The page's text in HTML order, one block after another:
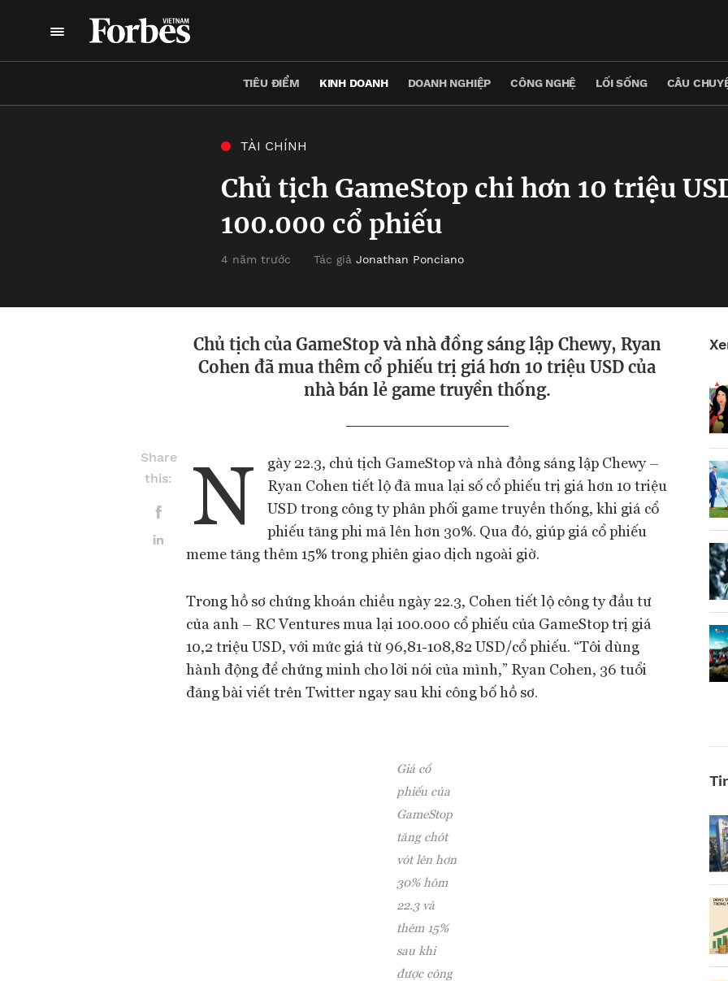
TIÊU ĐIỂM KINH DOANH DOANH NGHIỆP CÔNG NGHỆ LỐI SỐNG CÂU
TÀI CHÍNH
Chủ tịch GameStop chi hơn 10 triệu
100.000 cổ phiếu
4 năm trước Tác giả Jonathan Ponciano
Share
this:
Chủ tịch của GameStop và nhà đồng sáng lập Chewy, Ryan
Cohen đã mua thêm cổ phiếu trị giá hơn 10 triệu USD của
nhà bán lẻ game truyền thống.
N
gày 22.3, chủ tịch GameStop và nhà đồng sáng lập Chewy –
Ryan Cohen tiết lộ đã mua lại số cổ phiếu trị giá hơn 10 triệu
USD trong công ty phân phối game truyền thống, khi giá cổ
phiếu tăng phi mã lên hơn 30%. Qua đó, giúp giá cổ phiếu
meme tăng thêm 15% trong phiên giao dịch ngoài giờ.
Trong hồ sơ chứng khoán chiều ngày 22.3, Cohen tiết lộ công ty đầu tư
của anh – RC Ventures mua lại 100.000 cổ phiếu của GameStop trị giá
10,2 triệu USD, với mức giá từ 96,81-108,82 USD/cổ phiếu. “Tôi dùng
hành động để chứng minh cho lời nói của mình,” Ryan Cohen, 36 tuổi
đăng bài viết trên Twitter ngay sau khi công bố hồ sơ.
Giá cổ
phiếu của
GameStop
tăng chót
vót lên hơn
30% hôm
22.3 và
thêm 15%
sau khi
được công